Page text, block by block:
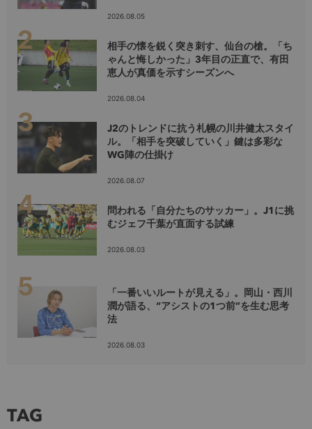
2026.08.05
相手の懐を鋭く突き刺す、仙台の槍。「ち
ゃんと悔しかった」3年目の正直で、有田
恵人が真価を示すシーズンへ
2026.08.04
J2のトレンドに抗う札幌の川井健太スタイ
ル。「相手を突破していく」鍵は多彩な
WG陣の仕掛け
2026.08.07
問われる「自分たちのサッカー」。J1に挑
むジェフ千葉が直面する試練
2026.08.03
「一番いいルートが見える」。岡山・西川
潤が語る、“アシストの1つ前”を生む思考
法
2026.08.03
TAG